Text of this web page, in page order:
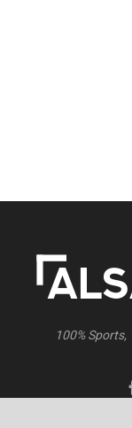
100%